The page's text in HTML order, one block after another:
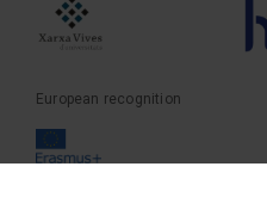
European recognition